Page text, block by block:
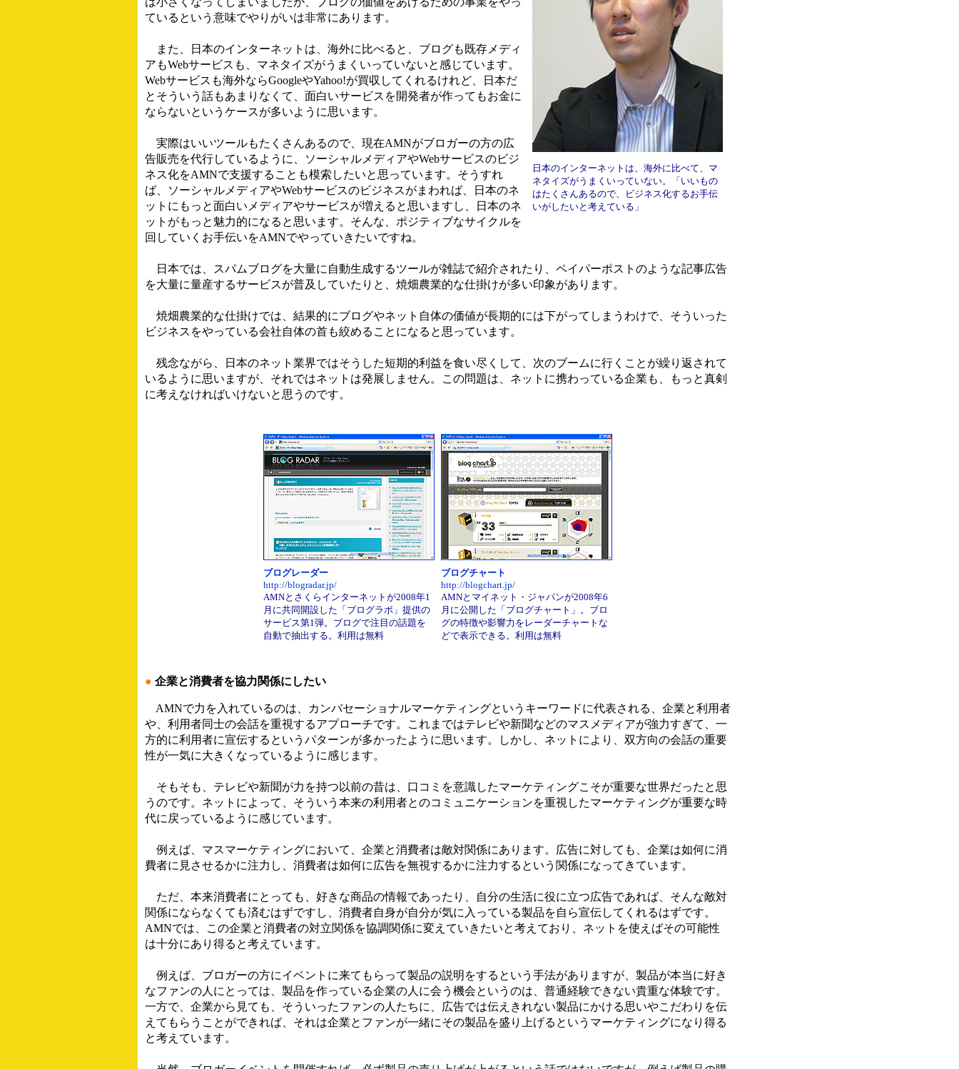
日本のインターネットは、海外に比べて、マ
ネタイズがうまくいっていない。「いいもの
はたくさんあるので、ビジネス化するお手伝
いがしたいと考えている」
ているという意味でやりがいは非常にあります。
また、日本のインターネットは、海外に比べると、ブログも既存メディ
アもWebサービスも、マネタイズがうまくいっていないと感じています。
Webサービスも海外ならGoogleやYahoo!が買収してくれるけれど、日本だ
とそういう話もあまりなくて、面白いサービスを開発者が作ってもお金に
ならないというケースが多いように思います。
実際はいいツールもたくさんあるので、現在AMNがブロガーの方の広
告販売を代行しているように、ソーシャルメディアやWebサービスのビジ
ネス化をAMNで支援することも模索したいと思っています。そうすれ
ば、ソーシャルメディアやWebサービスのビジネスがまわれば、日本のネ
ットにもっと面白いメディアやサービスが増えると思いますし、日本のネ
ットがもっと魅力的になると思います。そんな、ポジティブなサイクルを
回していくお手伝いをAMNでやっていきたいですね。
日本では、スパムブログを大量に自動生成するツールが雑誌で紹介されたり、ペイパーポストのような記事広告
を大量に量産するサービスが普及していたりと、焼畑農業的な仕掛けが多い印象があります。
焼畑農業的な仕掛けでは、結果的にブログやネット自体の価値が長期的には下がってしまうわけで、そういった
ビジネスをやっている会社自体の首も絞めることになると思っています。
残念ながら、日本のネット業界ではそうした短期的利益を食い尽くして、次のブームに行くことが繰り返されて
いるように思いますが、それではネットは発展しません。この問題は、ネットに携わっている企業も、もっと真剣
に考えなければいけないと思うのです。
ブログレーダー
http://blogradar.jp/
AMNとさくらインターネットが2008年1
月に共同開設した「ブログラボ」提供の
サービス第1弾。ブログで注目の話題を
自動で抽出する。利用は無料
ブログチャート
http://blogchart.jp/
AMNとマイネット・ジャパンが2008年6
月に公開した「ブログチャート」。ブロ
グの特徴や影響力をレーダーチャートな
どで表示できる。利用は無料
● 企業と消費者を協力関係にしたい
AMNで力を入れているのは、カンバセーショナルマーケティングというキーワードに代表される、企業と利用者
や、利用者同士の会話を重視するアプローチです。これまではテレビや新聞などのマスメディアが強力すぎて、一
方的に利用者に宣伝するというパターンが多かったように思います。しかし、ネットにより、双方向の会話の重要
性が一気に大きくなっているように感じます。
そもそも、テレビや新聞が力を持つ以前の昔は、口コミを意識したマーケティングこそが重要な世界だったと思
うのです。ネットによって、そういう本来の利用者とのコミュニケーションを重視したマーケティングが重要な時
代に戻っているように感じています。
例えば、マスマーケティングにおいて、企業と消費者は敵対関係にあります。広告に対しても、企業は如何に消
費者に見させるかに注力し、消費者は如何に広告を無視するかに注力するという関係になってきています。
ただ、本来消費者にとっても、好きな商品の情報であったり、自分の生活に役に立つ広告であれば、そんな敵対
関係にならなくても済むはずですし、消費者自身が自分が気に入っている製品を自ら宣伝してくれるはずです。
AMNでは、この企業と消費者の対立関係を協調関係に変えていきたいと考えており、ネットを使えばその可能性
は十分にあり得ると考えています。
例えば、ブロガーの方にイベントに来てもらって製品の説明をするという手法がありますが、製品が本当に好き
なファンの人にとっては、製品を作っている企業の人に会う機会というのは、普通経験できない貴重な体験です。
一方で、企業から見ても、そういったファンの人たちに、広告では伝えきれない製品にかける思いやこだわりを伝
えてもらうことができれば、それは企業とファンが一緒にその製品を盛り上げるというマーケティングになり得る
と考えています。